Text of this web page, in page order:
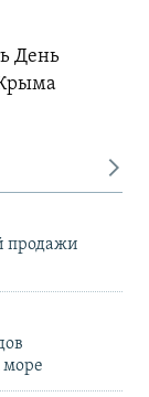
День
продажи
море